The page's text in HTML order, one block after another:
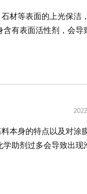
材等表面的上光保洁
有表面活性剂，会导
本身的特点以及对涂
助剂过多会导致出现